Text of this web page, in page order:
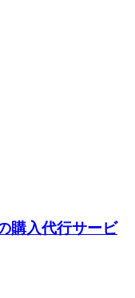
購入代行サービ